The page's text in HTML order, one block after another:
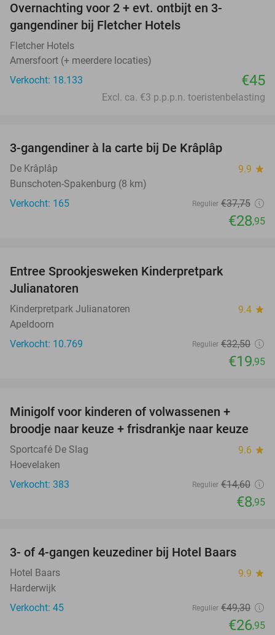
Overnachting voor 2 + evt. ontbijt en 3-
gangendiner bij Fletcher Hotels
Fletcher Hotels
Amersfoort (+ meerdere locaties)
Verkocht: 18.133
€45
Excl. ca. €3 p.p.p.n. toeristenbelasting
3-gangendiner à la carte bij De Krâplâp
De Krâplâp 9.9 star
Bunschoten-Spakenburg (8 km)
Verkocht: 165
Regulier €37,75
€28,95
Entree Sprookjesweken Kinderpretpark
Julianatoren
Kinderpretpark Julianatoren 9.4 star
Apeldoorn
Verkocht: 10.769
Regulier €32,50
€19,95
Minigolf voor kinderen of volwassenen +
broodje naar keuze + frisdrankje naar keuze
Sportcafé De Slag 9.6 star
Hoevelaken
Verkocht: 383
Regulier €14,60
€8,95
3- of 4-gangen keuzediner bij Hotel Baars
Hotel Baars 9.9 star
Harderwijk
Verkocht: 45
Regulier €49,30
€26,95